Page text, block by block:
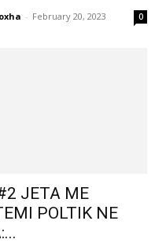
- February 20, 2023 0
JETA ME
POLTIK NE